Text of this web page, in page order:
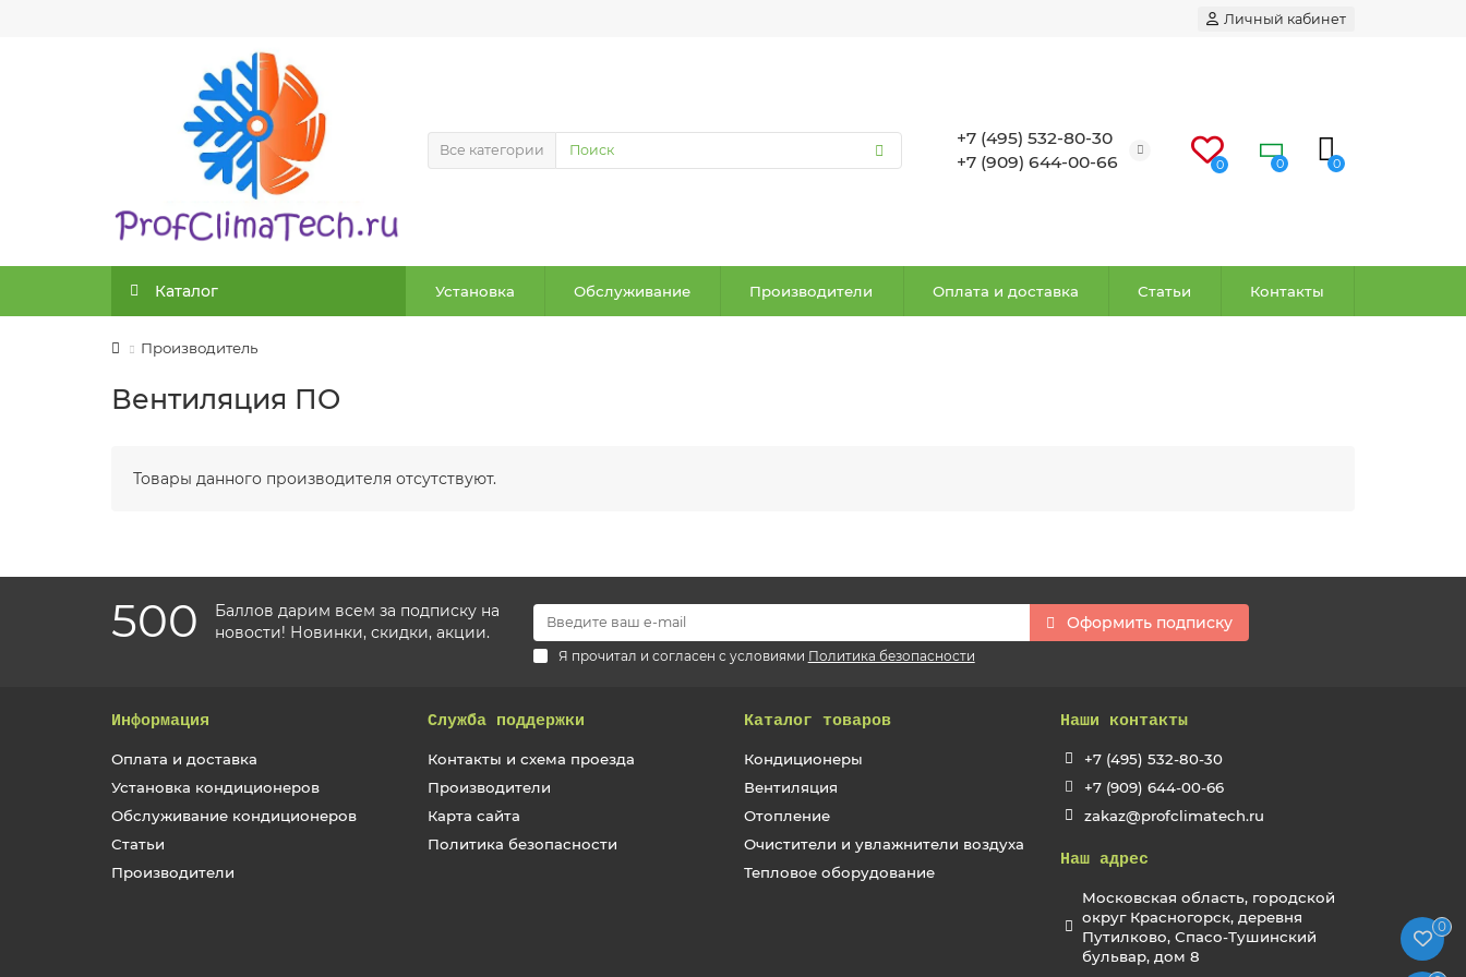
Личный кабинет
Все категории
+7 (495) 532-80-30
+7 (909) 644-00-66
0 0 0
Каталог Установка Обслуживание Производители Оплата и доставка Статьи Контакты
Производитель
Вентиляция ПО
Товары данного производителя отсутствуют.
500
Баллов дарим всем за подписку на
новости! Новинки, скидки, акции.
Оформить подписку
Я прочитал и согласен с условиями Политика безопасности
Информация
Оплата и доставка
Установка кондиционеров
Обслуживание кондиционеров
Статьи
Производители
Служба поддержки
Контакты и схема проезда
Производители
Карта сайта
Политика безопасности
Каталог товаров
Кондиционеры
Вентиляция
Отопление
Очистители и увлажнители воздуха
Тепловое оборудование
Наши контакты
+7 (495) 532-80-30
+7 (909) 644-00-66
zakaz@profclimatech.ru
Наш адрес
Московская область, городской
округ Красногорск, деревня
Путилково, Спасо-Тушинский
бульвар, дом 8
0